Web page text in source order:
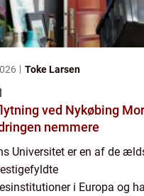
Toke Larsen
ved Nykøbing
nemmere
Universitet er en af de
i Europa og